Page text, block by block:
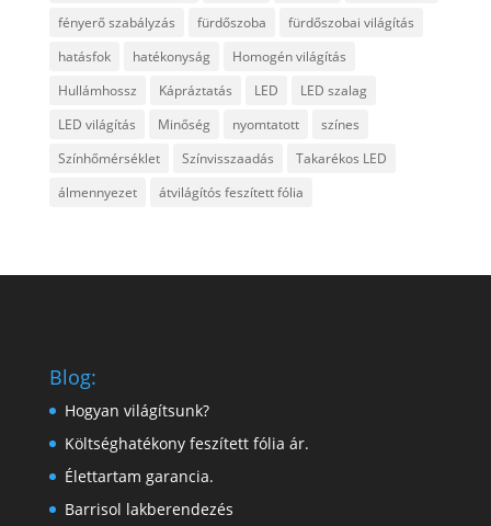
fényerő szabályzás
fürdőszoba
fürdőszobai világítás
hatásfok
hatékonyság
Homogén világítás
Hullámhossz
Kápráztatás LED
LED szalag
LED világítás
Minőség nyomtatott
színes
Színhőmérséklet
Színvisszaadás
Takarékos LED
álmennyezet
átvilágítós feszített fólia
Blog:
Hogyan világítsunk?
Költséghatékony feszített fólia ár.
Élettartam garancia.
Barrisol lakberendezés